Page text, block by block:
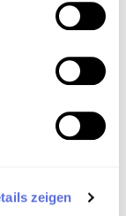
zeigen
und